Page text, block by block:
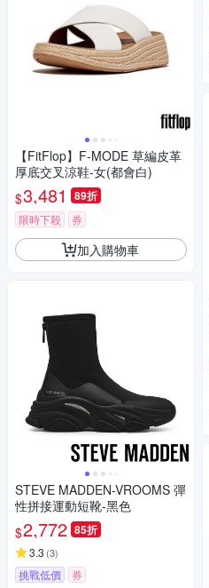
【FitFlop】F-MODE 草編皮革
厚底交叉涼鞋-女(都會白)
$3,481 89折
限時下殺 券
加入購物車
STEVE MADDEN-VROOMS 彈
性拼接運動短靴-黑色
$2,772 85折
3.3 (3)
挑戰低價 券